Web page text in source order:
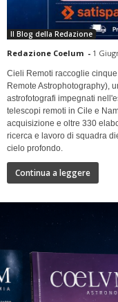
Il Blog della Redazione
Redazione Coelum - 1
Cieli Remoti raccoglie
Remote Astrophotography),
astrofotografi impegnati
telescopi remoti in Cile e
acquisizione e oltre 330
ricerca e lavoro di squadra
cielo profondo.
Continua a leggere